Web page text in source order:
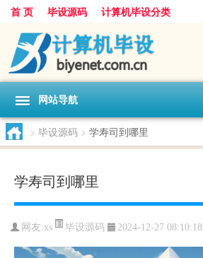
首 页 毕设源码 计算机毕设分类
网站导航
> 毕设源码 > 学寿司到哪里
学寿司到哪里
网友:xs 毕设源码 2024-12-27 08:10:18